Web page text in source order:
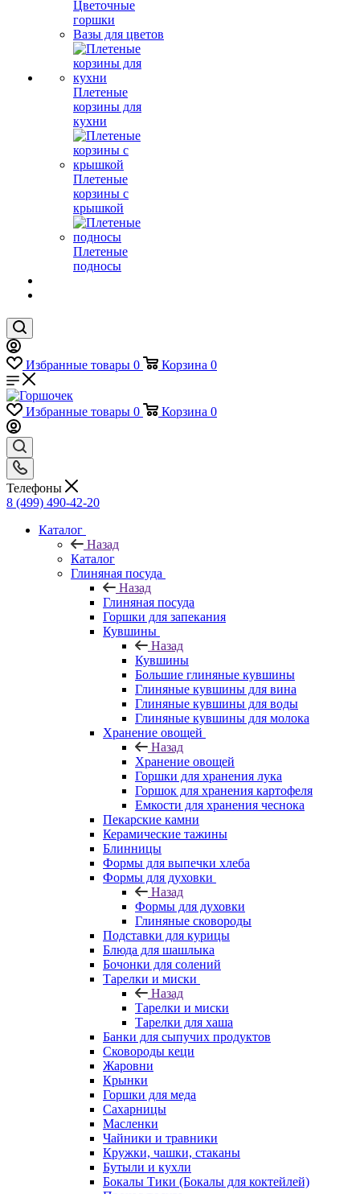
Цветочные
горшки
Вазы для цветов
Плетеные
корзины для
кухни
Плетеные
корзины с
крышкой
Плетеные
подносы
Избранные товары 0 Корзина 0
Избранные товары 0 Корзина 0
Телефоны
8 (499) 490-42-20
Каталог
Назад
Каталог
Глиняная посуда
Назад
Глиняная посуда
Горшки для запекания
Кувшины
Назад
Кувшины
Большие глиняные кувшины
Глиняные кувшины для вина
Глиняные кувшины для воды
Глиняные кувшины для молока
Хранение овощей
Назад
Хранение овощей
Горшки для хранения лука
Горшок для хранения картофеля
Емкости для хранения чеснока
Пекарские камни
Керамические тажины
Блинницы
Формы для выпечки хлеба
Формы для духовки
Назад
Формы для духовки
Глиняные сковороды
Подставки для курицы
Блюда для шашлыка
Бочонки для солений
Тарелки и миски
Назад
Тарелки и миски
Тарелки для хаша
Банки для сыпучих продуктов
Сковороды кеци
Жаровни
Крынки
Горшки для меда
Сахарницы
Масленки
Чайники и травники
Кружки, чашки, стаканы
Бутыли и кухли
Бокалы Тики (Бокалы для коктейлей)